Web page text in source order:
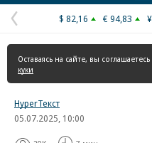
Предыдущая
страница
$ 82,16 € 94,83
Оставаясь на сайте, вы соглашаетесь
куки
HyperТекст
05.07.2025, 10:00